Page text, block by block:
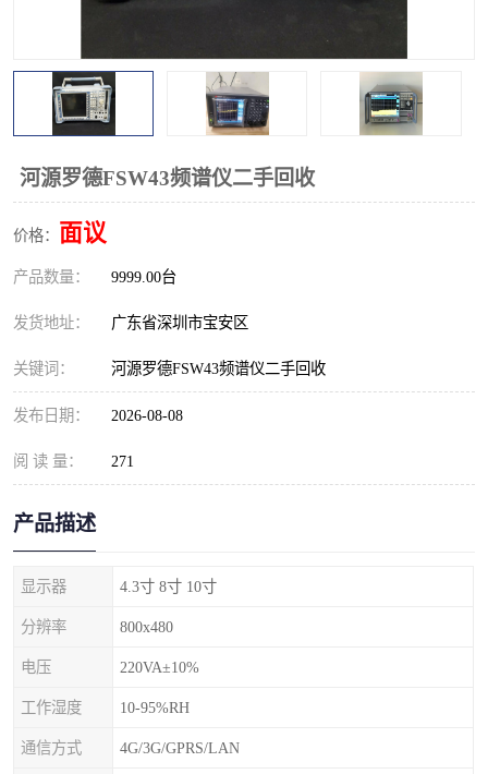
河源罗德FSW43频谱仪二手回收
价格： 面议
产品数量： 9999.00台
发货地址： 广东省深圳市宝安区
关键词： 河源罗德FSW43频谱仪二手回收
发布日期： 2026-08-08
阅 读 量： 271
产品描述
显示器 4.3寸 8寸 10寸
分辨率 800x480
电压 220VA±10%
工作湿度 10-95%RH
通信方式 4G/3G/GPRS/LAN
示波器 直流电源
阻抗分析仪 LCR电桥
频率计 无线测试仪
静电计